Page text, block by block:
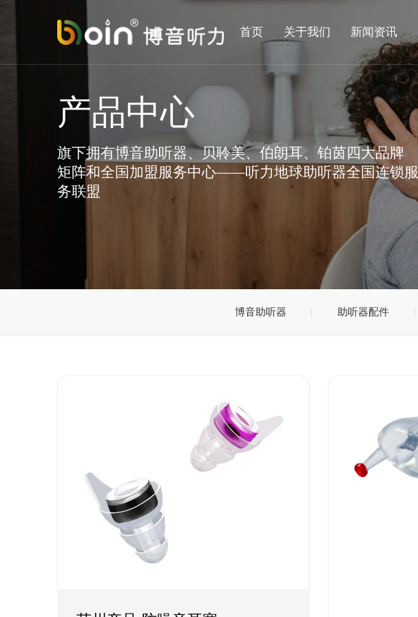
首页 关于我们 新闻资讯
产品中心
旗下拥有博音助听器、贝聆美、伯朗耳、铂茵四大品牌
矩阵和全国加盟服务中心——听力地球助听器全国连锁服
务联盟
博音助听器 助听器配件